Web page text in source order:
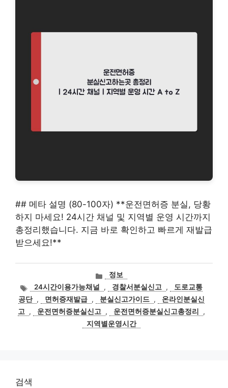
## 메타 설명 (80-100자) **운전면허증 분실, 당황
하지 마세요! 24시간 채널 및 지역별 운영 시간까지
총정리했습니다. 지금 바로 확인하고 빠르게 재발급
받으세요!**
카
고
리
정보
태
그
24시간이용가능채널 , 경찰서분실신고 ,
도로교통
공단 , 면허증재발급 , 분실신고가이드 ,
온라인분실신
고
, 운전면허증분실신고 , 운전면허증분실신고총정리
,
지역별운영시간
검색